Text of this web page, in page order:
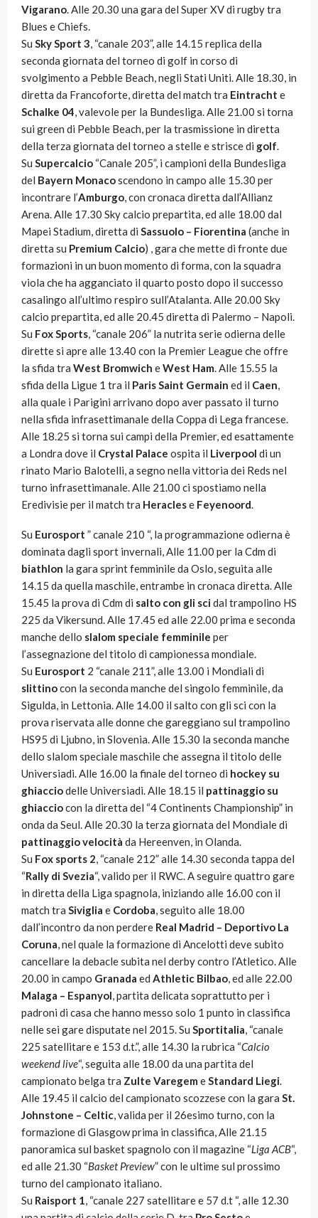
Vigarano. Alle 20.30 una gara del Super XV di rugby tra
Blues e Chiefs.
Su Sky Sport 3, “canale 203”, alle 14.15 replica della
seconda giornata del torneo di golf in corso di
svolgimento a Pebble Beach, negli Stati Uniti. Alle 18.30, in
diretta da Francoforte, diretta del match tra Eintracht e
Schalke 04, valevole per la Bundesliga. Alle 21.00 si torna
sui green di Pebble Beach, per la trasmissione in diretta
della terza giornata del torneo a stelle e strisce di golf.
Su Supercalcio “Canale 205”, i campioni della Bundesliga
del Bayern Monacoscendono in campo alle 15.30 per
incontrare l’Amburgo, con cronaca diretta dall’Allianz
Arena. Alle 17.30 Sky calcio prepartita, ed alle 18.00 dal
Mapei Stadium, diretta di Sassuolo – Fiorentina (anche in
diretta su Premium Calcio) , gara che mette di fronte due
formazioni in un buon momento di forma, con la squadra
viola che ha agganciato il quarto posto dopo il successo
casalingo all’ultimo respiro sull’Atalanta. Alle 20.00 Sky
calcio prepartita, ed alle 20.45 diretta di Palermo – Napoli.
Su Fox Sports, “canale 206” la nutrita serie odierna delle
dirette si apre alle 13.40 con la Premier League che offre
la sfida tra West Bromwich eWest Ham. Alle 15.55 la
sfida della Ligue 1 tra il Paris Saint Germain ed il Caen,
alla quale i Parigini arrivano dopo aver passato il turno
nella sfida infrasettimanale della Coppa di Lega francese.
Alle 18.25 si torna sui campi della Premier, ed esattamente
a Londra dove il Crystal Palace ospita il Liverpool di un
rinato Mario Balotelli, a segno nella vittoria dei Reds nel
turno infrasettimanale. Alle 21.00 ci spostiamo nella
Eredivisie per il match tra Heraclese Feyenoord.
Su Eurosport ” canale 210 “, la programmazione odierna è
dominata dagli sport invernali, Alle 11.00 per la Cdm di
biathlon la gara sprint femminile da Oslo, seguita alle
14.15 da quella maschile, entrambe in cronaca diretta. Alle
15.45 la prova di Cdm di salto con gli scidal trampolino HS
225 da Vikersund. Alle 17.45 ed alle 22.00 prima e seconda
manche dello slalom speciale femminile per
l’assegnazione del titolo di campionessa mondiale.
Su Eurosport 2 “canale 211”, alle 13.00 i Mondiali di
slittinocon la seconda manche del singolo femminile, da
Sigulda, in Lettonia. Alle 14.00 il salto con gli sci con la
prova riservata alle donne che gareggiano sul trampolino
HS95 di Ljubno, in Slovenia. Alle 15.30 la seconda manche
dello slalom speciale maschile che assegna il titolo delle
Universiadi. Alle 16.00 la finale del torneo di hockey su
ghiacciodelle Universiadi. Alle 18.15 il pattinaggio su
ghiacciocon la diretta del “4 Continents Championship” in
onda da Seul. Alle 20.30 la terza giornata del Mondiale di
pattinaggio velocità da Hereenven, in Olanda.
Su Fox sports 2, “canale 212” alle 14.30 seconda tappa del
“Rally di Svezia“, valido per il RWC. A seguire quattro gare
in diretta della Liga spagnola, iniziando alle 16.00 con il
match tra Siviglia e Cordoba, seguito alle 18.00
dall’incontro da non perdere Real Madrid – Deportivo La
Coruna, nel quale la formazione di Ancelotti deve subito
cancellare la debacle subita nel derby contro l’Atletico. Alle
20.00 in campo Granada ed Athletic Bilbao, ed alle 22.00
Malaga – Espanyol, partita delicata soprattutto per i
padroni di casa che hanno messo solo 1 punto in classifica
nelle sei gare disputate nel 2015. Su Sportitalia, “canale
225 satellitare e 153 d.t.”, alle 14.30 la rubrica “Calcio
weekend live“, seguita alle 18.00 da una partita del
campionato belga tra Zulte Varegem eStandard Liegi.
Alle 19.45 il calcio del campionato scozzese con la gara St.
Johnstone – Celtic, valida per il 26esimo turno, con la
formazione di Glasgow prima in classifica, Alle 21.15
panoramica sul basket spagnolo con il magazine “Liga ACB“,
ed alle 21.30 “Basket Preview” con le ultime sul prossimo
turno del campionato italiano.
Su Raisport 1, “canale 227 satellitare e 57 d.t “, alle 12.30